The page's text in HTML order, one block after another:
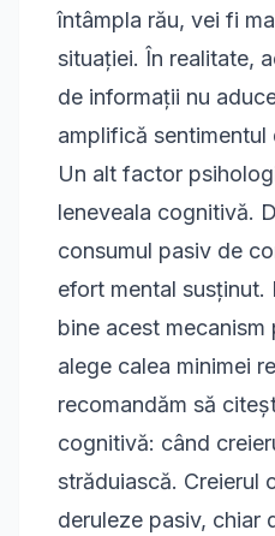
întâmpla rău, vei fi
situației. În realitate,
de informații nu
amplifică sentimentul
Un alt factor
leneveala cognitivă.
consumul pasiv de
efort mental susținut.
bine acest mecanism
alege calea minimei
recomandăm să
cognitivă: când
străduiască. Creierul
deruleze pasiv, chiar